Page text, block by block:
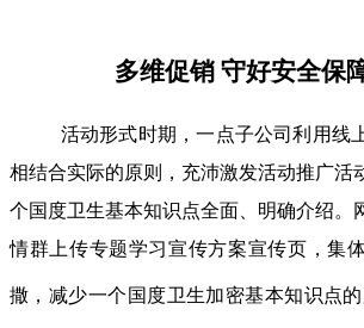
多维促销 守好安全保
活动形式时期，一点子公司利用线
相结合实际的原则，充沛激发活动推广活
个国度卫生基本知识点全面、明确介绍。
情群上传专题学习宣传方案宣传页，集
撒，减少一个国度卫生加密基本知识点